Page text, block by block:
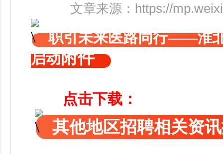
文章来源： https://
职引未来医路同行——淮
启动附件
点击下载：
其他地区招聘相关资